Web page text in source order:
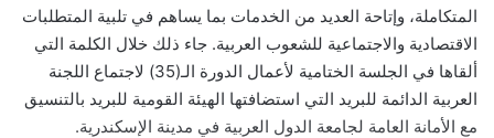
المتكاملة، وإتاحة العديد من الخدمات بما يساهم في تلبية المتطلبات
الاقتصادية والاجتماعية للشعوب العربية. جاء ذلك خلال الكلمة التي
ألقاها في الجلسة الختامية لأعمال الدورة الـ(35) لاجتماع اللجنة
العربية الدائمة للبريد التي استضافتها الهيئة القومية للبريد بالتنسيق
مع الأمانة العامة لجامعة الدول العربية في مدينة الإسكندرية.